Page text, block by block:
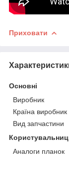
Приховати
Основні
Виробник
Країна виробник
Вид запчастини
Аналоги планок